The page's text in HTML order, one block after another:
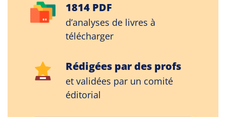
1814 PDF
d’analyses de livres à
télécharger
Rédigées par des profs
et validées par un comité
éditorial